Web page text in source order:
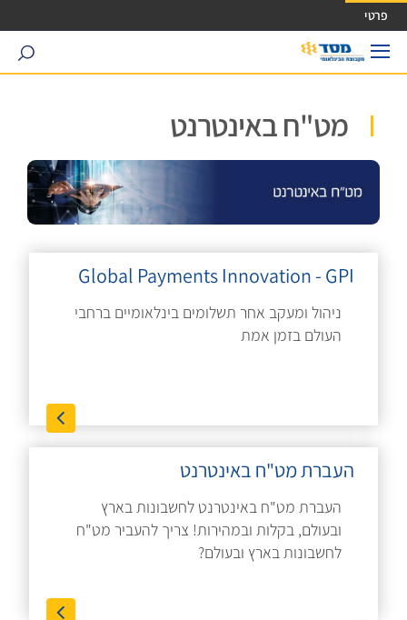
גישה ישירה לכפתור כניסה לחשבונך
פרטי
search
מט"ח באינטרנט
Global Payments Innovation - GPI
ניהול ומעקב אחר תשלומים בינלאומיים ברחבי
העולם בזמן אמת
העברת מט"ח באינטרנט
העברת מט"ח באינטרנט לחשבונות בארץ
ובעולם, בקלות ובמהירות! צריך להעביר מט"ח
לחשבונות בארץ ובעולם?